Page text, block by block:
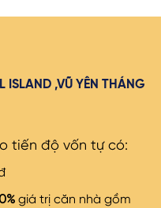
ISLAND ,VŨ YÊN THÁNG
tiến độ vốn tự có:
giá trị căn nhà gồm